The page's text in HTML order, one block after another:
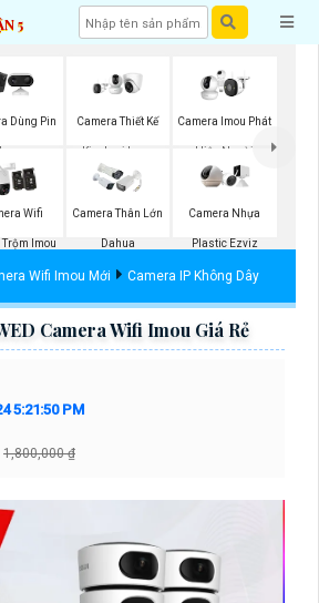
5
Dùng Pin
Imou
Camera Thiết Kế
Kim Loại Imou
Camera Imou Phát
Hiện Người
Wifi
Trộm Imou
Camera Thân Lớn
Dahua
Camera Nhựa
Plastic Ezviz
Wifi Imou Mới Camera IP Không Dây
Camera Wifi Imou Giá Rẻ
5:21:50 PM
1,800,000 ₫